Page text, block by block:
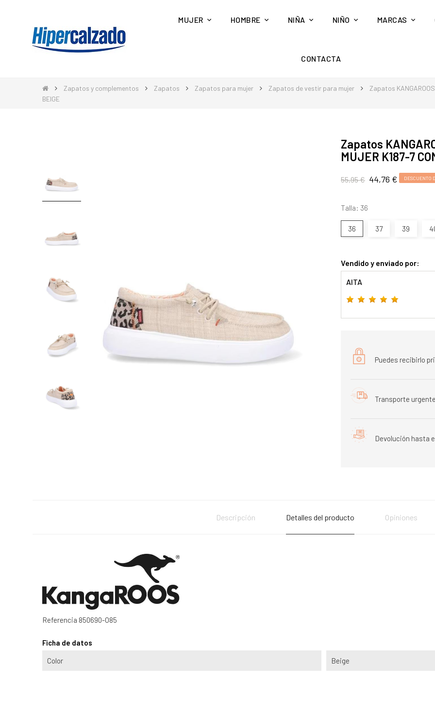
MUJER HOMBRE NIÑA NIÑO MARCAS
CONTACTA
Zapatos y complementos Zapatos Zapatos para mujer Zapatos de vestir para mujer
Zapatos KANGAROOS
BEIGE
Zapatos
MUJER K187-7
55,95 € 44,76 € DESCUENTO
Talla: 36
36 37 39
Vendido y enviado por:
AITA
Puedes recibirlo
Transporte
Devolución hasta
Descripción Detalles del producto Opiniones
Referencia 850690-O85
Ficha de datos
Color Beige